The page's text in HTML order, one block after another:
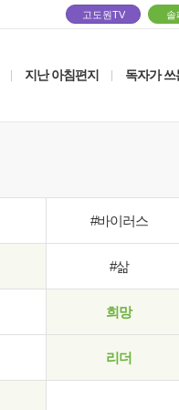
고도원TV 솔
지난 아침편지 독자가 쓰
#바이러스
#삶
희망
리더